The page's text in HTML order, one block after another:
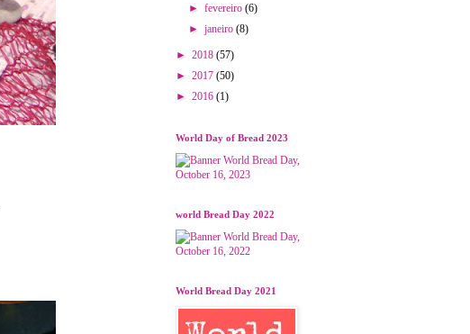
► fevereiro (6)
► janeiro (8)
► 2018 (57)
► 2017 (50)
► 2016 (1)
World Day of Bread 2023
world Bread Day 2022
World Bread Day 2021